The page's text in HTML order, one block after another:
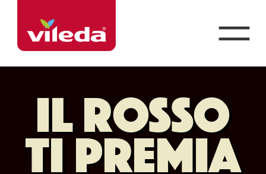
alla
page
versione
mobile
Il rosso
ti premia